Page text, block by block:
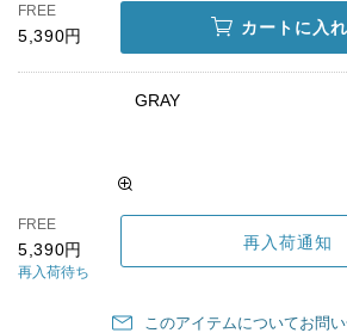
FREE
5,390円 カートに入
GRAY
FREE
5,390円
再入荷待ち
再入荷通知
このアイテムについてお問